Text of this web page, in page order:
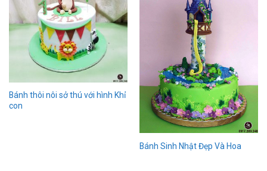
Bánh thôi nôi sở thú với hình Khỉ
con
Bánh Sinh Nhật Đẹp Và Hoa